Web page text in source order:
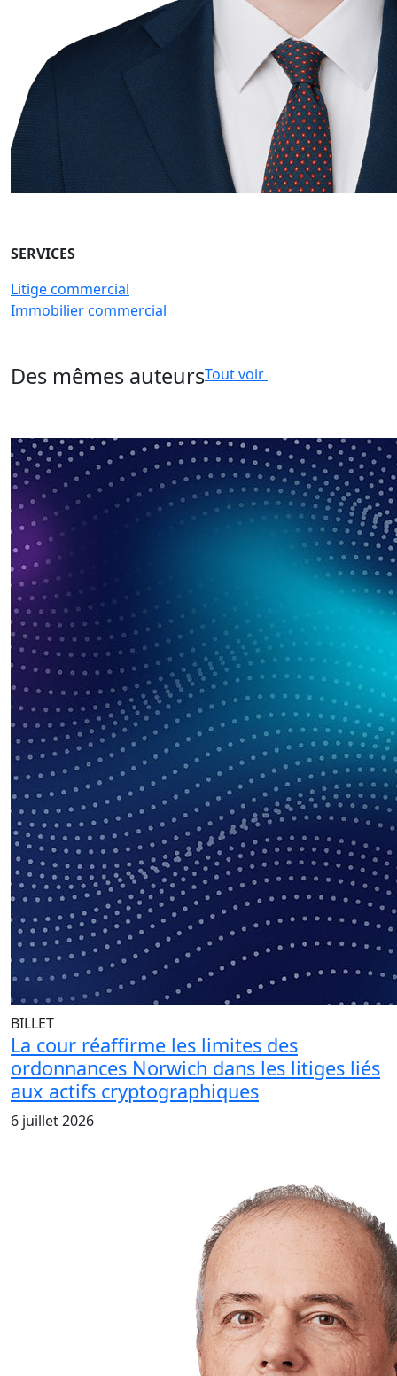
SERVICES
Litige commercial
Immobilier commercial
Des mêmes auteursTout voir
BILLET
La cour réaffirme les limites des
ordonnances Norwich dans les litiges liés
aux actifs cryptographiques
6 juillet 2026